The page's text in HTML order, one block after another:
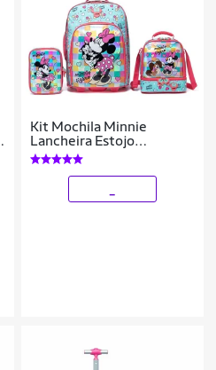
Kit Mochila Minnie
Lancheira Estojo
Feminina Escolar Disney